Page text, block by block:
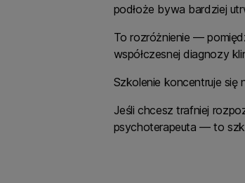
podłoże bywa bardziej
To rozróżnienie —
współczesnej diagnozy
Szkolenie koncentruje
Jeśli chcesz trafniej
psychoterapeuta — to